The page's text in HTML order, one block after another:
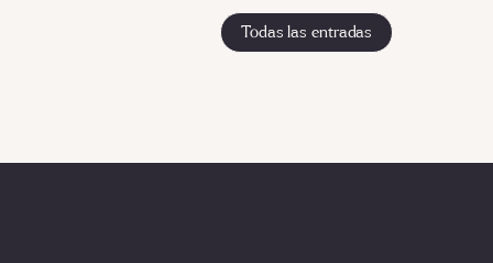
Todas las entradas